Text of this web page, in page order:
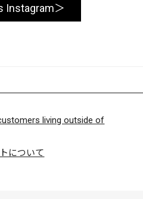
Instagram
living outside of
について